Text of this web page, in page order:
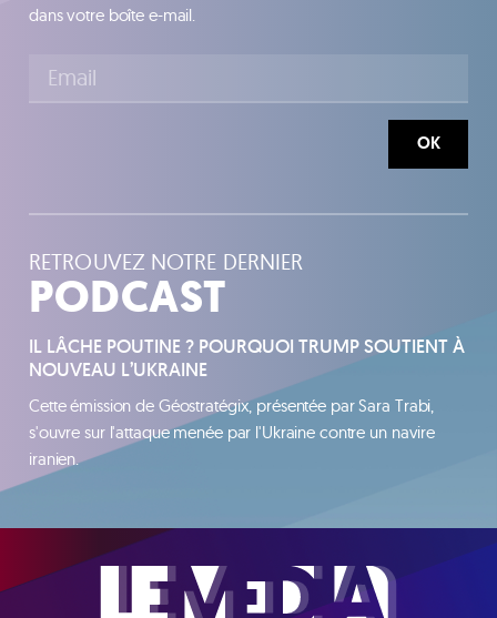
dans votre boîte e-mail.
OK
RETROUVEZ NOTRE DERNIER
PODCAST
IL LÂCHE POUTINE ? POURQUOI TRUMP SOUTIENT À
NOUVEAU L’UKRAINE
Cette émission de Géostratégix, présentée par Sara Trabi,
s'ouvre sur l'attaque menée par l'Ukraine contre un navire
iranien.